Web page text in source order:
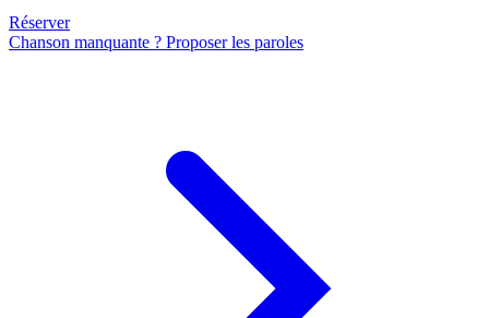
Réserver
Chanson manquante ? Proposer les paroles